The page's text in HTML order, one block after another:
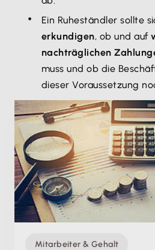
Ein Ruheständler sollte
erkundigen, ob und auf
nachträglichen
muss und ob die
dieser Voraussetzung
Mitarbeiter & Gehalt